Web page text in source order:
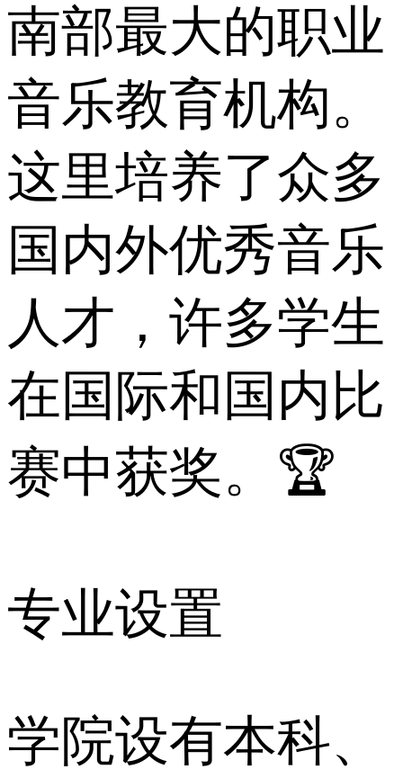
南部最大的职业
音乐教育机构。
这里培养了众多
国内外优秀音乐
人才，许多学生
在国际和国内比
赛中获奖。🏆
专业设置
学院设有本科、